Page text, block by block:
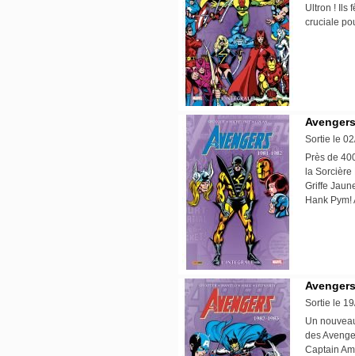
Ultron ! Ils
cruciale
Sortie le
Près de
la
Griffe
Hank
Sortie le
Un
des
Captain